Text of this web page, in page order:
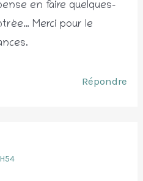
en faire quelques-
Merci pour le
Répondre